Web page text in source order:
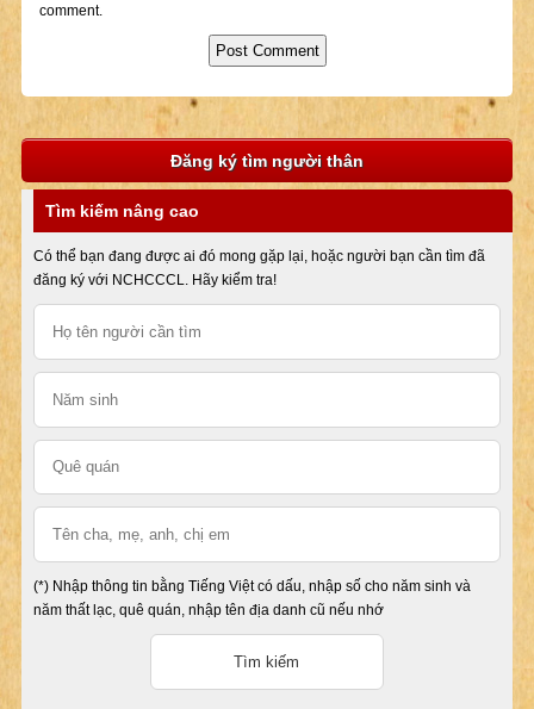
comment.
Đăng ký tìm người thân
Tìm kiếm nâng cao
Có thể bạn đang được ai đó mong gặp lại, hoặc người bạn cần tìm đã
đăng ký với NCHCCCL. Hãy kiểm tra!
(*) Nhập thông tin bằng Tiếng Việt có dấu, nhập số cho năm sinh và
năm thất lạc, quê quán, nhập tên địa danh cũ nếu nhớ